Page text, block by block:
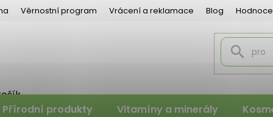
Věrnostní program Vrácení a reklamace Blog
Přírodní produkty Vitamíny a minerály